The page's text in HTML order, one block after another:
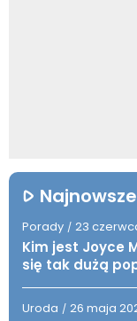
Najnowsze
Porady / 23
Kim jest Joyce
się tak dużą
Uroda / 26 maja